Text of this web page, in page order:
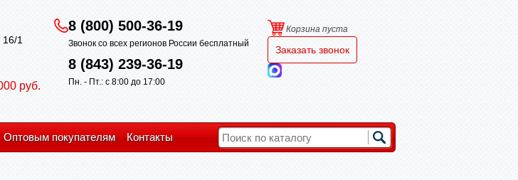
1
руб.
8 (800) 500-36-19
Звонок со всех регионов России бесплатный
8 (843) 239-36-19
Пн. - Пт.: с 8:00 до 17:00
Корзина пуста
Заказать звонок
Оптовым покупателям Контакты